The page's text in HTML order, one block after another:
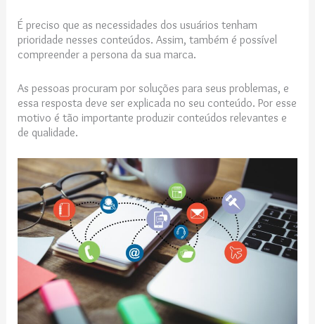
É preciso que as necessidades dos usuários tenham
prioridade nesses conteúdos. Assim, também é possível
compreender a persona da sua marca.
As pessoas procuram por soluções para seus problemas, e
essa resposta deve ser explicada no seu conteúdo. Por esse
motivo é tão importante produzir conteúdos relevantes e
de qualidade.